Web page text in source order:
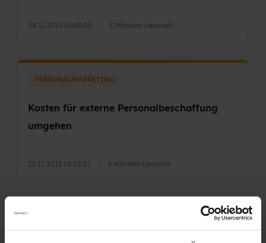
28.11.2013 16:08:00 2 Minuten Lesezeit
PERSONALMARKETING
Kosten für externe Personalbeschaffung
umgehen
21.11.2013 16:23:57 3 Minuten Lesezeit